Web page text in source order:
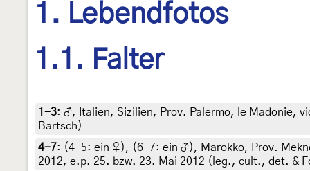
1. Lebendfotos
1.1. Falter
1-3: ♂, Italien, Sizilien, Prov. Palermo, le Madonie,
Bartsch)
4-7: (4-5: ein ♀), (6-7: ein ♂), Marokko, Prov.
2012, e.p. 25. bzw. 23. Mai 2012 (leg., cult., det. &